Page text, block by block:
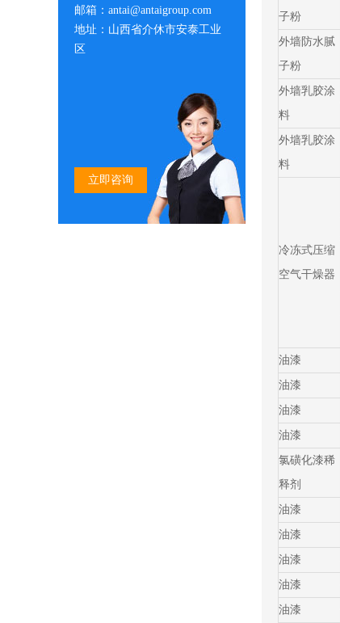
邮箱：antai@antaigroup.com
地址：山西省介休市安泰工业
区
立即咨询
子粉
外墙防水腻
子粉
外墙乳胶涂
料
外墙乳胶涂
料
冷冻式压缩
空气干燥器
油漆
油漆
油漆
油漆
氯磺化漆稀
释剂
油漆
油漆
油漆
油漆
油漆